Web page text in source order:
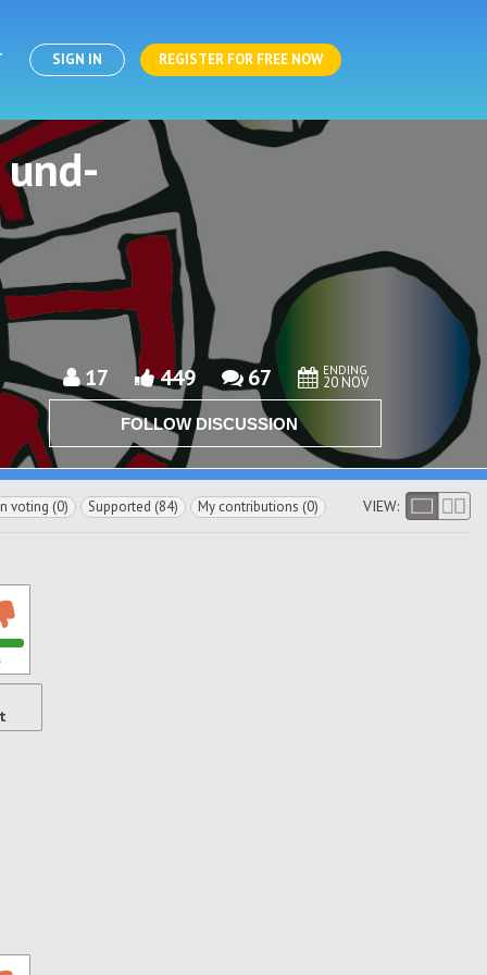
SIGN IN REGISTER FOR FREE NOW
17 449 67 ENDING
20 NOV
FOLLOW DISCUSSION
voting (0) Supported (84) My contributions (0) VIEW: